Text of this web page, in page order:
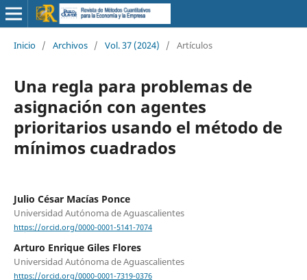
Inicio / Archivos / Vol. 37 (2024) / Artículos
Una regla para problemas de
asignación con agentes
prioritarios usando el método de
mínimos cuadrados
Julio César Macías Ponce
Universidad Autónoma de Aguascalientes
https://orcid.org/0000-0001-5141-7074
Arturo Enrique Giles Flores
Universidad Autónoma de Aguascalientes
https://orcid.org/0000-0001-7319-0376